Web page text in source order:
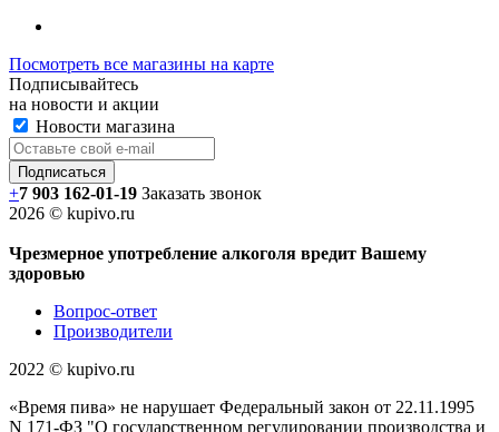
Посмотреть все магазины на карте
Подписывайтесь
на новости и акции
Новости магазина
+7 903 162-01-19 Заказать звонок
2026 © kupivo.ru
Чрезмерное употребление алкоголя вредит Вашему
здоровью
Вопрос-ответ
Производители
2022 ©️ kupivo.ru
«Время пива» не нарушает Федеральный закон от 22.11.1995
N 171-ФЗ "О государственном регулировании производства и